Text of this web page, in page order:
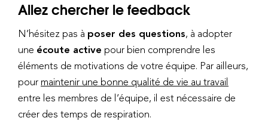
Allez chercher le feedback
N’hésitez pas à poser des questions, à adopter
une écoute active pour bien comprendre les
éléments de motivations de votre équipe. Par ailleurs,
pour maintenir une bonne qualité de vie au travail
entre les membres de l’équipe, il est nécessaire de
créer des temps de respiration.